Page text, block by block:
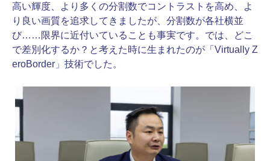
高い輝度、より多くの分割数でコントラストを高め、よ
り良い画質を追求してきましたが、分割数が各社横並
び……限界に近付いていることも事実です。では、どこ
で差別化するか？と考えた時に生まれたのが「Virtually Z
eroBorder」技術でした。